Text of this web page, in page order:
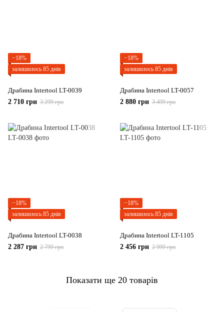
−18%
залишилось 85 днів
Драбина Intertool LT-0039
2 710 грн 3 299 грн
−18%
залишилось 85 днів
Драбина Intertool LT-0057
2 880 грн 3 499 грн
−18%
залишилось 85 днів
Драбина Intertool LT-0038
2 287 грн 2 799 грн
−18%
залишилось 85 днів
Драбина Intertool LT-1105
2 456 грн 2 999 грн
Показати ще 20 товарів